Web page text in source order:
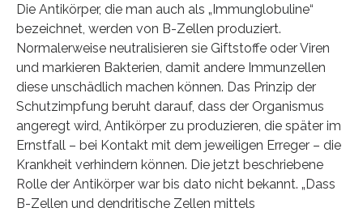
Die Antikörper, die man auch als „Immunglobuline“
bezeichnet, werden von B-Zellen produziert.
Normalerweise neutralisieren sie Giftstoffe oder Viren
und markieren Bakterien, damit andere Immunzellen
diese unschädlich machen können. Das Prinzip der
Schutzimpfung beruht darauf, dass der Organismus
angeregt wird, Antikörper zu produzieren, die später im
Ernstfall – bei Kontakt mit dem jeweiligen Erreger – die
Krankheit verhindern können. Die jetzt beschriebene
Rolle der Antikörper war bis dato nicht bekannt. „Dass
B-Zellen und dendritische Zellen mittels